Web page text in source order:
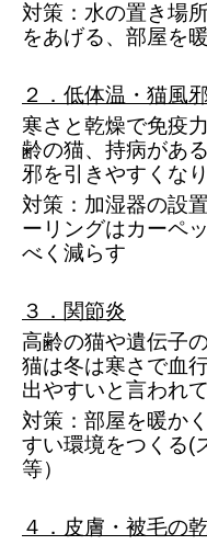
対策：水の置き場
をあげる、部屋を
２．低体温・猫風邪
寒さと乾燥で免疫
齢の猫、持病があ
邪を引きやすくな
対策：加湿器の設
ーリングはカーペ
べく減らす
３．関節炎
高齢の猫や遺伝子
猫は冬は寒さで血
出やすいと言われ
対策：部屋を暖か
すい環境をつくる(
等）
４．皮膚・被毛の